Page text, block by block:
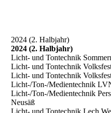
2024 (2. Halbjahr)
2024 (2. Halbjahr)
Licht- und Tontechnik
Licht- und Tontechnik
Licht- und Tontechnik
Licht-/Ton-/Medientechnik
Licht-/Ton-/Medientechnik
Neusäß
Licht- und Tontechnik Lech